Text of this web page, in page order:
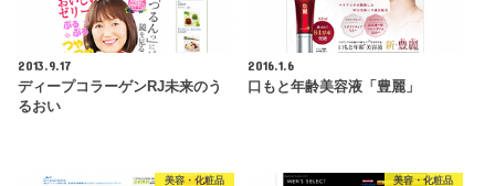
2013.9.17
ディープコラーゲンRJ未来のう
るおい
2016.1.6
口もと年齢美容液「豊麗」
美容・化粧品 美容・化粧品